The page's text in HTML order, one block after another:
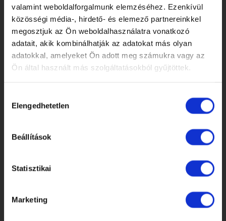
valamint weboldalforgalmunk elemzéséhez. Ezenkívül
közösségi média-, hirdető- és elemező partnereinkkel
megosztjuk az Ön weboldalhasználatra vonatkozó
adatait, akik kombinálhatják az adatokat más olyan
adatokkal, amelyeket Ön adott meg számukra vagy az
Ön által használt más szolgáltatásokból gyűjtöttek.
kiválasztása
Elengedhetetlen
Beállítások
Statisztikai
Marketing
TARTALMAK
Masszázsmedencék
Jakuzzi méret kiválasztása
Blog
HASZNOS